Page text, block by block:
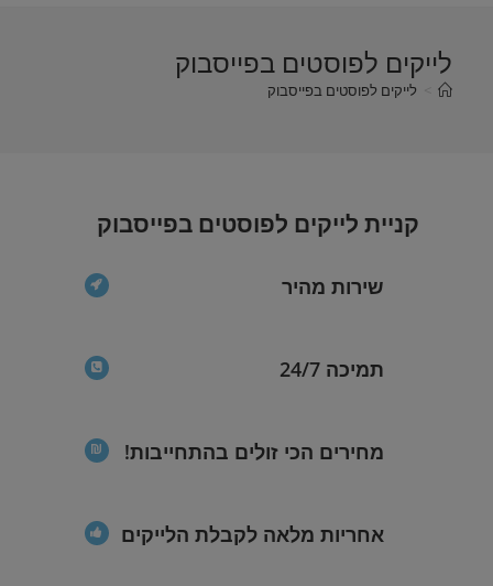
לייקים לפוסטים בפייסבוק
לייקים לפוסטים בפייסבוק
קניית לייקים לפוסטים בפייסבוק
שירות מהיר
תמיכה 24/7
מחירים הכי זולים בהתחייבות!
אחריות מלאה לקבלת הלייקים